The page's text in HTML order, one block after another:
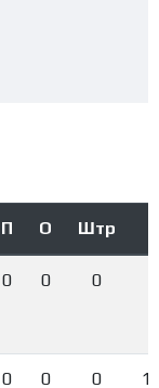
П О Штр
0 0 0
0 0 0